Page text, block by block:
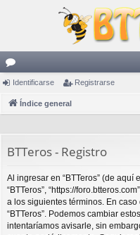
or
os
Identificarse Registrarse
Índice general
BTTeros - Registro
Al ingresar en “BTTeros” (de aquí
“BTTeros”, “https://
a los siguientes términos. En
“BTTeros”. Podemos cambiar
intentaríamos avisarle, sin